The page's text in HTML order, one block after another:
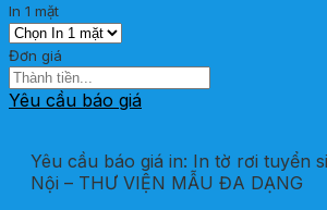
In 1 mặt
Đơn giá
Yêu cầu báo giá
Yêu cầu báo giá in: In tờ rơi tuyển
Nội – THƯ VIỆN MẪU ĐA DẠNG